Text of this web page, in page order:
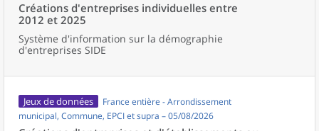
Créations d'entreprises individuelles entre
2012 et 2025
Système d'information sur la démographie
d'entreprises SIDE
Jeux de données
France entière - Arrondissement
municipal, Commune, EPCI et supra – 05/08/2026